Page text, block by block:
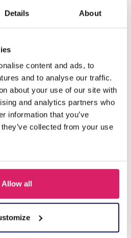
Details About
content and ads, to
and to analyse our traffic.
about your use of our site with
and analytics partners who
information that you’ve
collected from your use
Allow all
Steel Necklaces 39-44cm - 6pcs